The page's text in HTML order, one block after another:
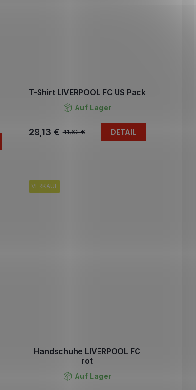
T-Shirt LIVERPOOL FC US Pack
Auf Lager
41,63 €
29,13 € DETAIL
VERKAUF
Handschuhe LIVERPOOL FC
rot
Auf Lager